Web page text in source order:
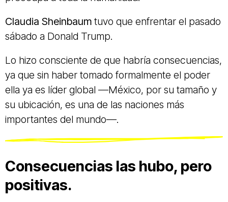
Claudia Sheinbaum tuvo que enfrentar el pasado
sábado a Donald Trump.
Lo hizo consciente de que habría consecuencias,
ya que sin haber tomado formalmente el poder
ella ya es líder global —México, por su tamaño y
su ubicación, es una de las naciones más
importantes del mundo—.
Consecuencias las hubo, pero
positivas.